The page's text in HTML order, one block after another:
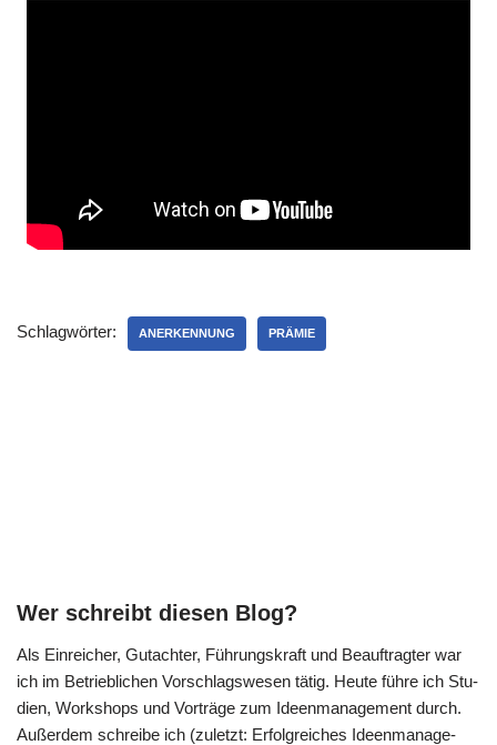
Schlagwörter: ANERKENNUNG PRÄMIE
Wer schreibt diesen Blog?
Als Ein­rei­cher, Gut­ach­ter, Füh­rungs­kraft und Beauf­trag­ter war
ich im Betrieb­li­chen Vor­schlags­we­sen tätig. Heu­te füh­re ich Stu­
di­en, Work­shops und Vor­trä­ge zum Ideen­ma­nage­ment durch.
Außer­dem schrei­be ich (zuletzt: Erfolg­rei­ches Ideen­ma­nage­